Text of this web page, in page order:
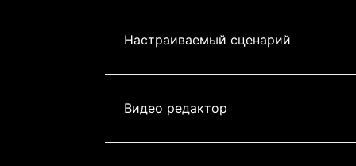
Настраиваемый сценарий
Видео редактор